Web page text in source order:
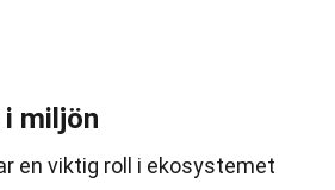
miljön
en viktig roll i ekosystemet